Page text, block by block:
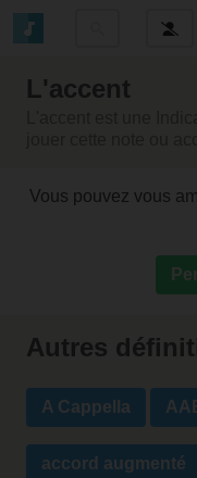
L'accent
Vous pouvez vous
Autres
A Cappella
accord augmenté